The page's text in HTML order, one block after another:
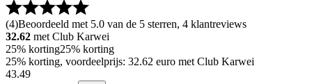
(4)Beoordeeld met 5.0 van de 5 sterren, 4 klantreviews
32.62 met Club Karwei
25% korting25% korting
25% korting, voordeelprijs: 32.62 euro met Club Karwei
43.49